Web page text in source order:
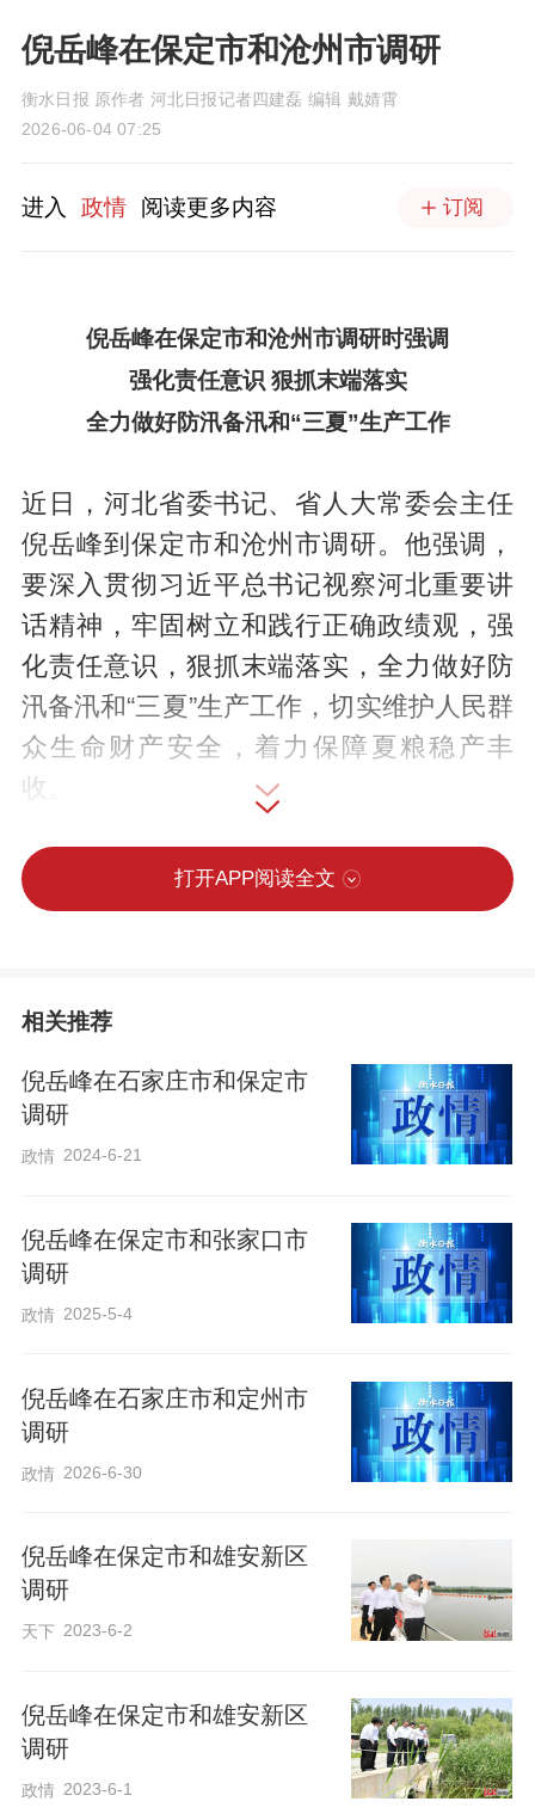
倪岳峰在保定市和沧州市调研
衡水日报 原作者 河北日报记者四建磊 编辑 戴婧霄
2026-06-04 07:25
进入 政情 阅读更多内容 订阅
倪岳峰在保定市和沧州市调研时强调
强化责任意识 狠抓末端落实
全力做好防汛备汛和“三夏”生产工作
近日，河北省委书记、省人大常委会主任
倪岳峰到保定市和沧州市调研。他强调，
要深入贯彻习近平总书记视察河北重要讲
话精神，牢固树立和践行正确政绩观，强
化责任意识，狠抓末端落实，全力做好防
汛备汛和“三夏”生产工作，切实维护人民群
众生命财产安全，着力保障夏粮稳产丰
收。
倪岳峰深入到保定市，详细了解山区村防
汛备汛情况，实地检查物资储备、应急演
重要性，强化底线思维、极限思维，落实
落细各项措施，切实筑牢安全防线。要聚
焦重点区域、关键部位、薄弱环节，持续
排查风险隐患，全面整改到位。要把行之
真实施防汛避险人员转移条例，全面落实
直达基层一线的临灾预警“叫应”机制，加强
应急避险场所建设和物资装备保障，抓好
要加强各级新任职干部培训，教育引导他
们提高思想认识，掌握工作情况，增强能
力本领，以时时放心不下的责任感抓好末
沧州黄骅市的旱碱地麦田里，麦浪翻滚，
丰收在望。倪岳峰走进麦田，实地察看小
调，当前，我省夏粮即将进入大面积收获
期，各地要组织群众抢抓农时，全力做好
夏收工作。要加强气象预报预警，及时推
打开APP阅读全文
相关推荐
倪岳峰在石家庄市和保定市
调研
政情 2024-6-21
倪岳峰在保定市和张家口市
调研
政情 2025-5-4
倪岳峰在石家庄市和定州市
调研
政情 2026-6-30
倪岳峰在保定市和雄安新区
调研
天下 2023-6-2
倪岳峰在保定市和雄安新区
调研
政情 2023-6-1